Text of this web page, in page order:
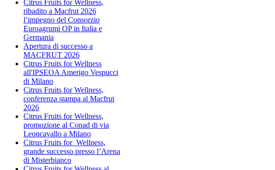
Citrus Fruits for Wellness,
ribadito a Macfrut 2026
l’impegno del Consorzio
Euroagrumi OP in Italia e
Germania
Apertura di successo a
MACFRUT 2026
Citrus Fruits for Wellness
all'IPSEOA Amerigo Vespucci
di Milano
Citrus Fruits for Wellness,
conferenza stampa al Macfrut
2026
Citrus Fruits for Wellness,
promozione al Conad di via
Leoncavallo a Milano
Citrus Fruits for Wellness,
grande successo presso l’Arena
di Misterbianco